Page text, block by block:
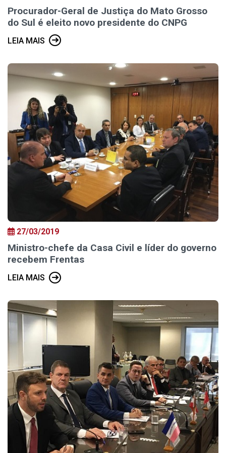
Procurador-Geral de Justiça do Mato Grosso
do Sul é eleito novo presidente do CNPG
LEIA MAIS
27/03/2019
Ministro-chefe da Casa Civil e líder do governo
recebem Frentas
LEIA MAIS